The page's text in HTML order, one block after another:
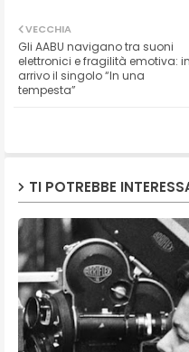
VECCHIA
Gli AABU navigano tra suoni
elettronici e fragilità emotiva: in
arrivo il singolo “In una
tempesta”
TI POTREBBE